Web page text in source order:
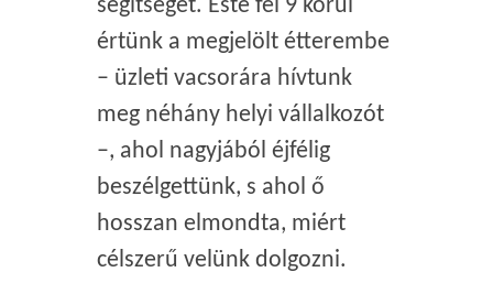
segítségét. Este fél 9 körül
értünk a megjelölt étterembe
– üzleti vacsorára hívtunk
meg néhány helyi vállalkozót
–, ahol nagyjából éjfélig
beszélgettünk, s ahol ő
hosszan elmondta, miért
célszerű velünk dolgozni.